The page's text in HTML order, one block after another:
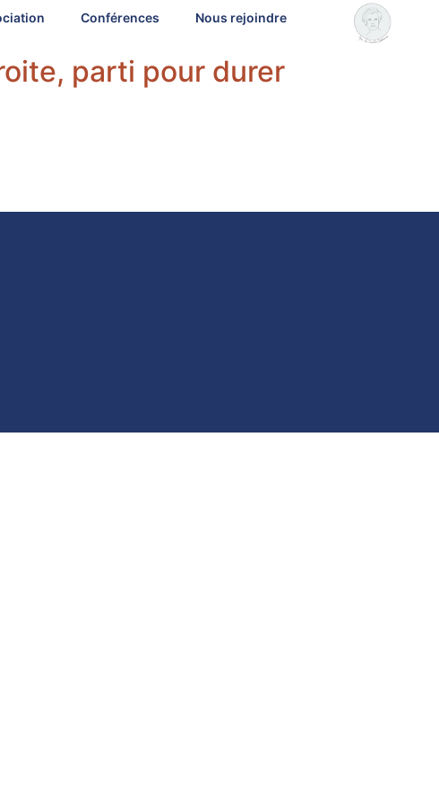
Conférences Nous rejoindre
parti pour durer